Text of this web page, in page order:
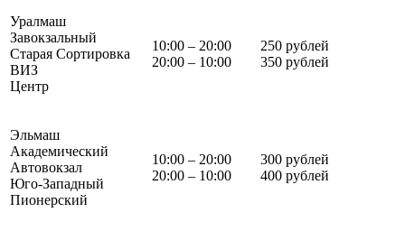
Уралмаш
Завокзальный
Старая Сортировка
ВИЗ
Центр
10:00 – 20:00
20:00 – 10:00
250 рублей
350 рублей
Эльмаш
Академический
Автовокзал
Юго-Западный
Пионерский
10:00 – 20:00
20:00 – 10:00
300 рублей
400 рублей